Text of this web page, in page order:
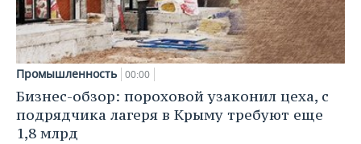
Промышленность 00:00
Бизнес-обзор: пороховой узаконил цеха, с
подрядчика лагеря в Крыму требуют еще
1,8 млрд